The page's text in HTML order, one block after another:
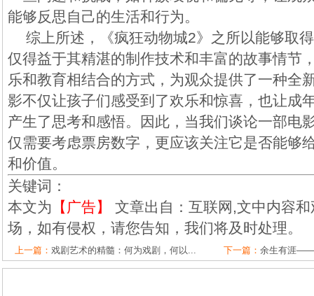
能够反思自己的生活和行为。
综上所述，《疯狂动物城2》之所以能够取
仅得益于其精湛的制作技术和丰富的故事情节
乐和教育相结合的方式，为观众提供了一种全
影不仅让孩子们感受到了欢乐和惊喜，也让成
产生了思考和感悟。因此，当我们谈论一部电
仅需要考虑票房数字，更应该关注它是否能够
和价值。
关键词：
本文为 【广告】
文章出自：互联网,文中内容
场，如有侵权，请您告知，我们将及时处理。
上一篇： 戏剧艺术的精髓：何为戏剧，何以... 下一篇： 余生有涯——